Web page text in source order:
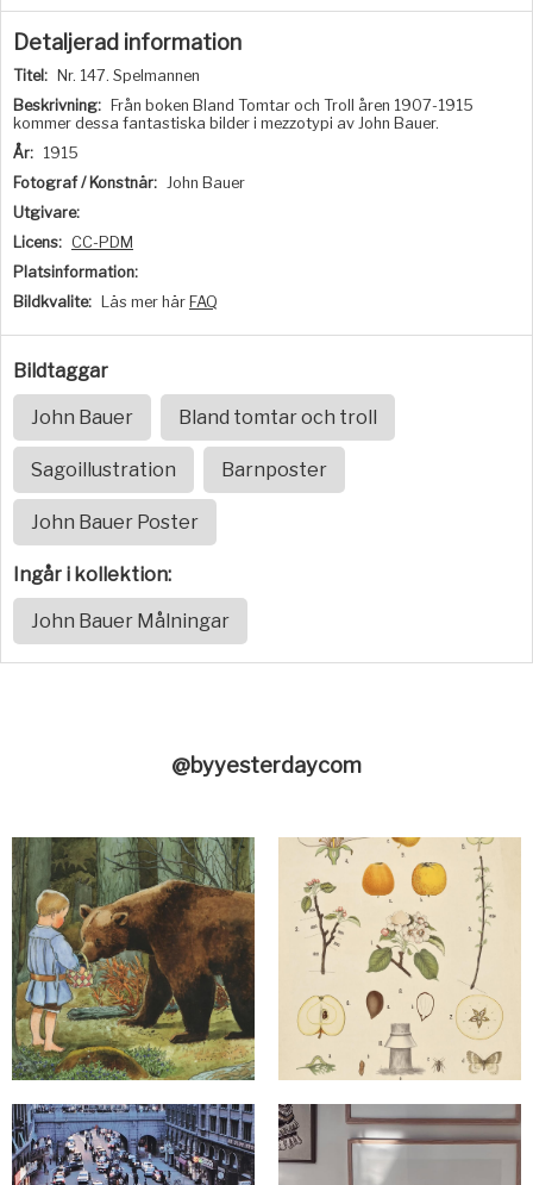
Detaljerad information
Titel:
Nr. 147. Spelmannen
Beskrivning:
Från boken Bland Tomtar och Troll åren 1907-1915
kommer dessa fantastiska bilder i mezzotypi av John Bauer.
År: 1915
Fotograf / Konstnär: John Bauer
Utgivare:
Licens: CC-PDM
Platsinformation:
Bildkvalite:
Läs mer här FAQ
Bildtaggar
John Bauer Bland tomtar och troll
Sagoillustration Barnposter
John Bauer Poster
Ingår i kollektion:
John Bauer Målningar
@byyesterdaycom